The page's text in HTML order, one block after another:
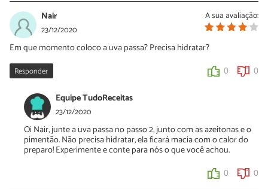
A sua avaliação:
Nair
23/12/2020
Em que momento coloco a uva passa? Precisa hidratar?
Responder 0 0
Equipe TudoReceitas
23/12/2020
Oi Nair, junte a uva passa no passo 2, junto com as azeitonas e o
pimentão. Não precisa hidratar, ela ficará macia com o calor do
preparo! Experimente e conte para nós o que você achou.
0 0